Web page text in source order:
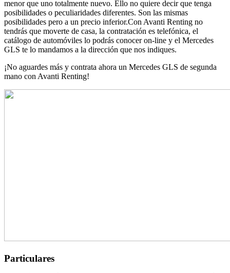
menor que uno totalmente nuevo. Ello no quiere decir que tenga
posibilidades o peculiaridades diferentes. Son las mismas
posibilidades pero a un precio inferior.Con Avanti Renting no
tendrás que moverte de casa, la contratación es telefónica, el
catálogo de automóviles lo podrás conocer on-line y el Mercedes
GLS te lo mandamos a la dirección que nos indiques.
¡No aguardes más y contrata ahora un Mercedes GLS de segunda
mano con Avanti Renting!
Particulares